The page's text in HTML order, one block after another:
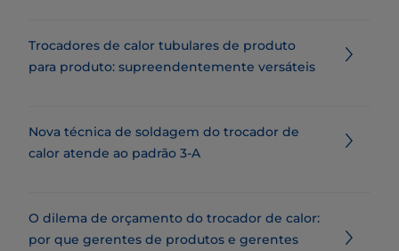
Trocadores de calor tubulares de produto
para produto: supreendentemente versáteis
Nova técnica de soldagem do trocador de
calor atende ao padrão 3-A
O dilema de orçamento do trocador de calor:
por que gerentes de produtos e gerentes